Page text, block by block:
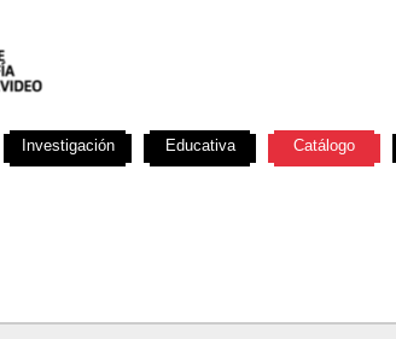
Investigación Educativa Catálogo